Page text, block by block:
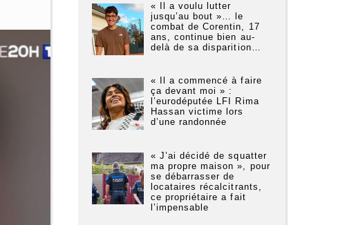
« Il a voulu lutter
jusqu’au bout »… le
combat de Corentin, 17
ans, continue bien au-
delà de sa disparition…
« Il a commencé à faire
ça devant moi » :
l’eurodéputée LFI Rima
Hassan victime lors
d’une randonnée
« J’ai décidé de squatter
ma propre maison », pour
se débarrasser de
locataires récalcitrants,
ce propriétaire a fait
l’impensable